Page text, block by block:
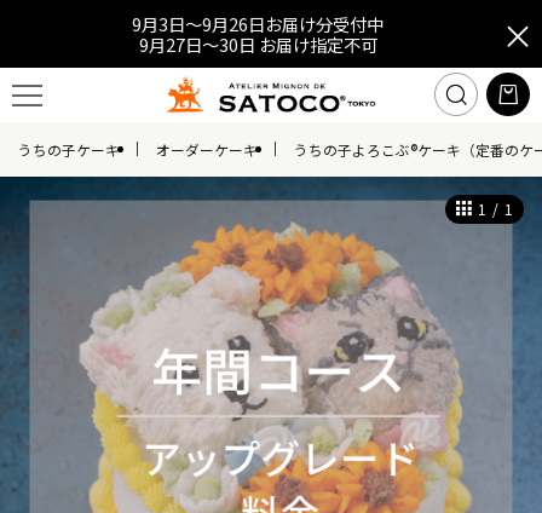
9月3日～9月26日お届け分受付中
9月27日～30日 お届け指定不可
うちの子ケーキ オーダーケーキ うちの子よろこぶ®ケーキ（定番のケ
1 / 1